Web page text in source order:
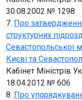
30.08.2002 № 1298
7. Про
структурних
Севастопольської
Києві та
Кабінет Міністрів
18.04.2012 № 606
8. Про